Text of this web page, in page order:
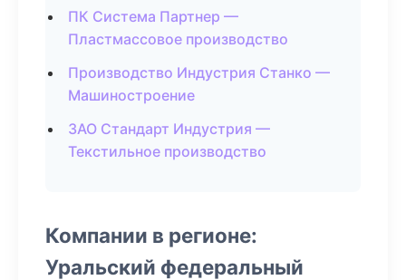
ПК Система Партнер —
Пластмассовое производство
Производство Индустрия Станко —
Машиностроение
ЗАО Стандарт Индустрия —
Текстильное производство
Компании в регионе:
Уральский федеральный